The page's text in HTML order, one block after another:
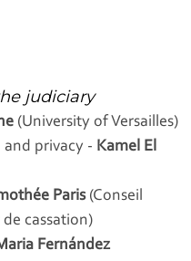
judiciary
(University of Versailles)
privacy - Kamel El
Paris (Conseil
cassation)
Fernández